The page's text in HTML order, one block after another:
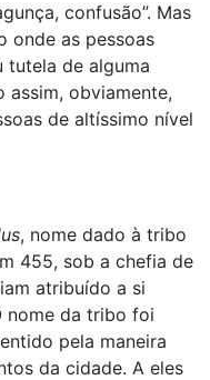
confusão”. Mas
onde as pessoas
tutela de alguma
assim, obviamente,
de altíssimo nível
, nome dado à tribo
455, sob a chefia de
atribuído a si
nome da tribo foi
pela maneira
da cidade. A eles